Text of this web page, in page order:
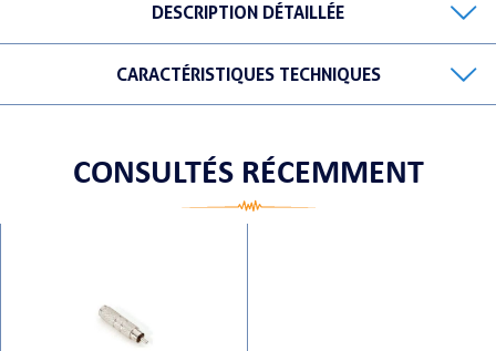
DESCRIPTION DÉTAILLÉE
CARACTÉRISTIQUES TECHNIQUES
CONSULTÉS RÉCEMMENT